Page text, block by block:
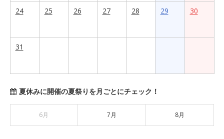
24 25 26 27 28 29 30
31
夏休みに開催の夏祭りを月ごとにチェック！
6月 7月 8月